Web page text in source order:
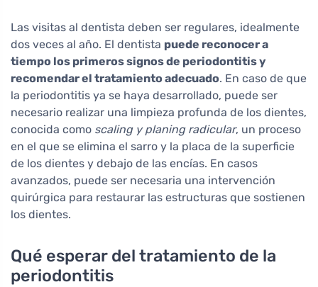
Las visitas al dentista deben ser regulares, idealmente
dos veces al año. El dentista puede reconocer a
tiempo los primeros signos de periodontitis y
recomendar el tratamiento adecuado. En caso de que
la periodontitis ya se haya desarrollado, puede ser
necesario realizar una limpieza profunda de los dientes,
conocida como scaling y planing radicular, un proceso
en el que se elimina el sarro y la placa de la superficie
de los dientes y debajo de las encías. En casos
avanzados, puede ser necesaria una intervención
quirúrgica para restaurar las estructuras que sostienen
los dientes.
Qué esperar del tratamiento de la
periodontitis